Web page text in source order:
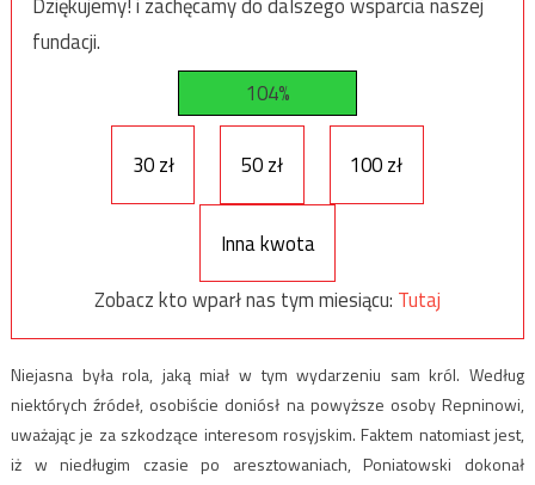
Dziękujemy! i zachęcamy do dalszego wsparcia naszej
fundacji.
104%
30 zł 50 zł 100 zł
Inna kwota
Zobacz kto wparł nas tym miesiącu: Tutaj
Niejasna była rola, jaką miał w tym wydarzeniu sam król. Według
niektórych źródeł, osobiście doniósł na powyższe osoby Repninowi,
uważając je za szkodzące interesom rosyjskim. Faktem natomiast jest,
iż w niedługim czasie po aresztowaniach, Poniatowski dokonał